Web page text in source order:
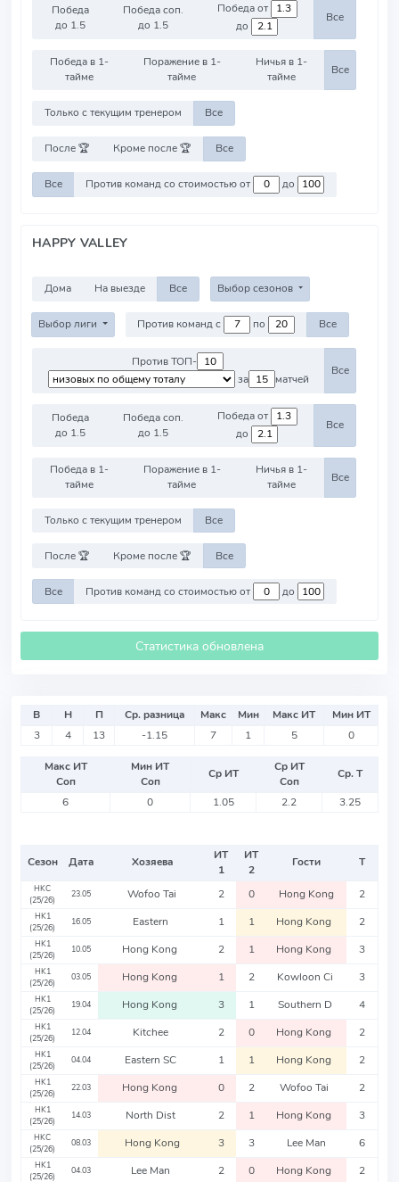
Победа
до 1.5
Победа соп.
до 1.5
Победа от
до
Все
Победа в 1-
тайме
Поражение в 1-
тайме
Ничья в 1-
тайме
Все
Только с текущим тренером Все
После 🏆 Кроме после 🏆 Все
Все Против команд со стоимостью от до
HAPPY VALLEY
Дома На выезде Все Выбор сезонов
Выбор лиги Против команд с по Все
Против ТОП-
за
матчей
Все
Победа
до 1.5
Победа соп.
до 1.5
Победа от
до
Все
Победа в 1-
тайме
Поражение в 1-
тайме
Ничья в 1-
тайме
Все
Только с текущим тренером Все
После 🏆 Кроме после 🏆 Все
Все Против команд со стоимостью от до
Статистика обновлена
В Н П Ср. разница Макс Мин Макс ИТ
Мин ИТ
3
4 13 -1.15 7 1 5 0
Макс ИТ
Соп
Мин ИТ
Соп
Ср ИТ
Ср ИТ
Соп
Ср. Т
6
0 1.05 2.2 3.25
Сезон Дата Хозяева
ИТ
1
ИТ
2
Гости Т
HKC
(25/26)
23.05 Wofoo Tai 2 0 Hong Kong 2
HK1
(25/26)
16.05 Eastern 1 1 Hong Kong 2
HK1
(25/26)
10.05 Hong Kong 2 1 Hong Kong 3
HK1
(25/26)
03.05 Hong Kong 1 2 Kowloon Ci 3
HK1
(25/26)
19.04 Hong Kong 3 1 Southern D 4
HK1
(25/26)
12.04 Kitchee 2 0 Hong Kong 2
HK1
(25/26)
04.04 Eastern SC 1 1 Hong Kong 2
HK1
(25/26)
22.03 Hong Kong 0 2 Wofoo Tai 2
HK1
(25/26)
14.03 North Dist 2 1 Hong Kong 3
HKC
(25/26)
08.03 Hong Kong 3 3 Lee Man 6
HK1
(25/26)
04.03 Lee Man 2 0 Hong Kong 2